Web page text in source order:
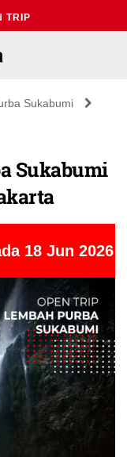
TRIP
Sukabumi
Sukabumi
18 Jun 2026